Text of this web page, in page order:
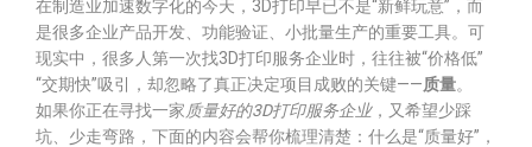
在制造业加速数字化的今天，3D打印早已不是“新鲜玩意”，而
是很多企业产品开发、功能验证、小批量生产的重要工具。可
现实中，很多人第一次找3D打印服务企业时，往往被“价格低”
“交期快”吸引，却忽略了真正决定项目成败的关键——质量。
如果你正在寻找一家质量好的3D打印服务企业，又希望少踩
坑、少走弯路，下面的内容会帮你梳理清楚：什么是“质量好”，